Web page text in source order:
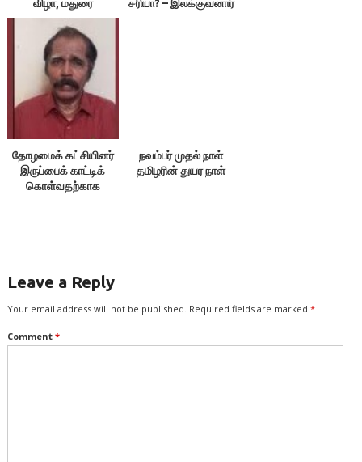
விழா, மதுரை
சரியா? – இலக்குவனார்
தோழமைக் கட்சியினர்
இருப்பைக் காட்டிக்
கொள்வதற்காக
நவம்பர் முதல் நாள்
தமிழரின் துயர நாள்
Leave a Reply
Your email address will not be published. Required fields are marked *
Comment *